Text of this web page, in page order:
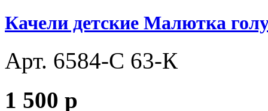
Качели детские Малютка
Арт. 6584-С 63-К
1 500 p